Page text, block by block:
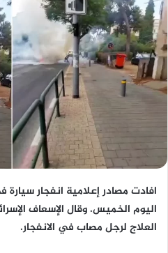
افادت مصادر إعلامية انفجار
اليوم الخميس. وقال الإسعاف
العلاج لرجل مصاب في الانفجار.